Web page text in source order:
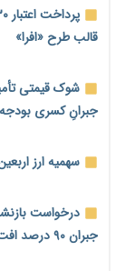
سایپا و پارس‌خودرو
بنگاه‌داری
نماینده
اساسی تبدیل شود
خانه کارگر
می‌شود
قالب طرح «افرا»
شوک قیمتی
جبرانِ کسری
سهمیه ارز اربعین ۱۴۰۵ اعلام شد؛ ۲۰۰ هزار دینار برای
درخواست
جبران ۹۰ درصد افت ضریب زمان برقراری